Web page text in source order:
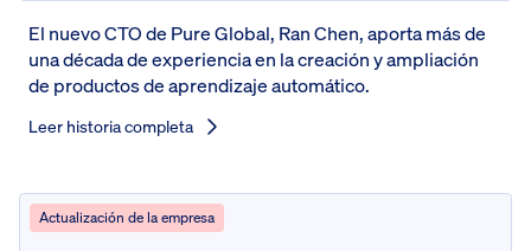
El nuevo CTO de Pure Global, Ran Chen, aporta más de
una década de experiencia en la creación y ampliación
de productos de aprendizaje automático.
Leer historia completa
Actualización de la empresa